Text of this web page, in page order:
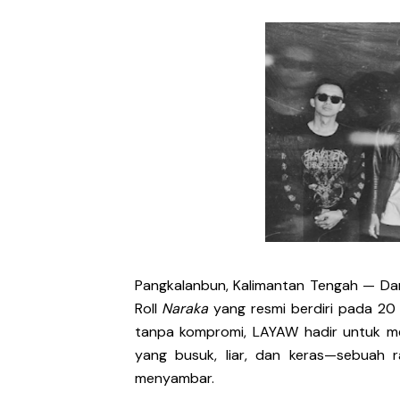
Soerya Resmi Debut
Unblue.r Resmi Memulai
Bell Aditya Hadirkan
Hagia Septida Ajak
Ratih Putria Hadirkan
Tiga Dekade Brutalitas:
DESERVE Lepaskan
Bunuhdiri Perkenalkan
Sindikat Sisa Semalam
Given Rayakan Rasa
Pangkalanbun, Kalimantan Tengah —
Roll Naraka yang resmi berdiri pada 20
tanpa kompromi, LAYAW hadir untuk
yang busuk, liar, dan keras—sebuah
menyambar.